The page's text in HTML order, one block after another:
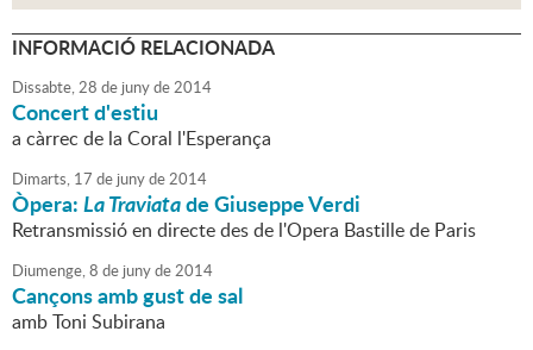
INFORMACIÓ RELACIONADA
Dissabte,28 de junyde2014
Concert d'estiu
a càrrec de la Coral l'Esperança
Dimarts, 17 de junyde2014
Òpera:La Traviatade Giuseppe Verdi
Retransmissió en directe des de l'Opera Bastille de Paris
Diumenge,8 de junyde2014
Cançons amb gust de sal
amb Toni Subirana